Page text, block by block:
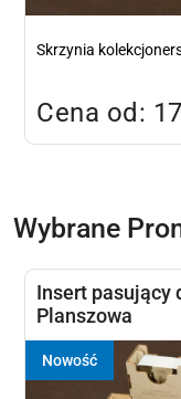
Skrzynia
Cena od:
Wybrane
Insert pasujący
Planszowa
Nowość